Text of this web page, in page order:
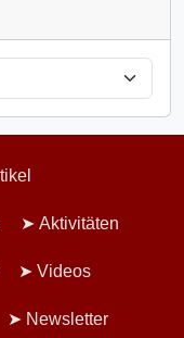
Aktivitäten
Videos
Newsletter